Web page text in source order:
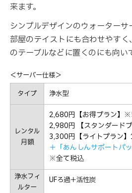
来ます。
シンプルデザインのウォーター
部屋のテイストにも合わせやす
のテーブルなどに置くのにも向い
＜サーバー仕様＞
タイプ
浄水型
レンタル
月額
2,680円【お得プラン】
2,980円 【スタンダード
3,300円【ライトプラン
＋「あんしんサポートパ
※全て税込
浄水フィ
ルター
UFろ過＋活性炭